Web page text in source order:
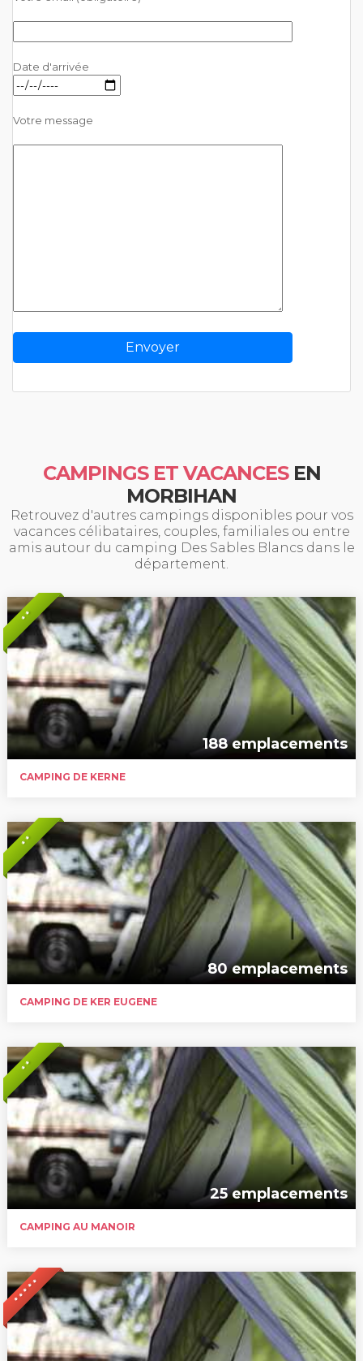
Date d'arrivée
Votre message
CAMPINGS ET VACANCESEN
MORBIHAN
Retrouvez d'autres campings disponibles pour vos
vacances célibataires, couples, familiales ou entre
amis autour du camping Des Sables Blancs dans le
département.
* *
188 emplacements
CAMPING DE KERNE
* *
80 emplacements
CAMPING DE KER EUGENE
* *
25 emplacements
CAMPING AU MANOIR
* * * * *